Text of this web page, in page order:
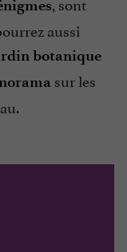
aussi
botanique
sur les